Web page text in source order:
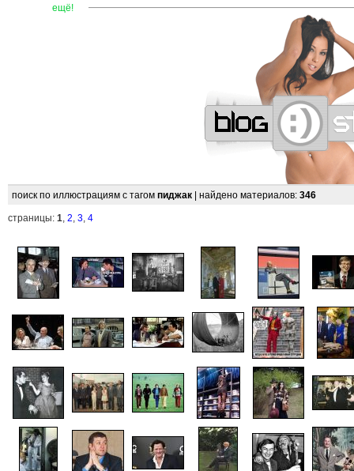
ещё! —————————————————————
поиск по иллюстрациям с тагом пиджак | найдено материалов: 346
страницы: 1, 2, 3, 4